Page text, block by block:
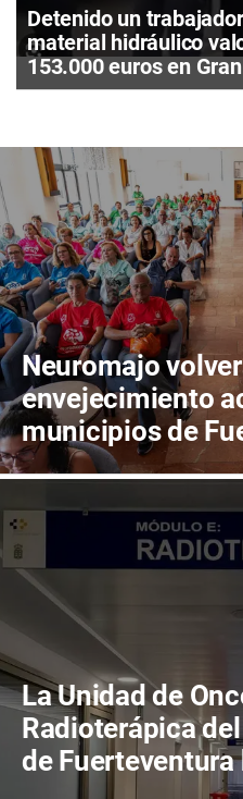
Detenido un
material hidráulico
153.000 euros en
Neuromajo
envejecimiento
municipios de
La Unidad de
Radioterápica
de